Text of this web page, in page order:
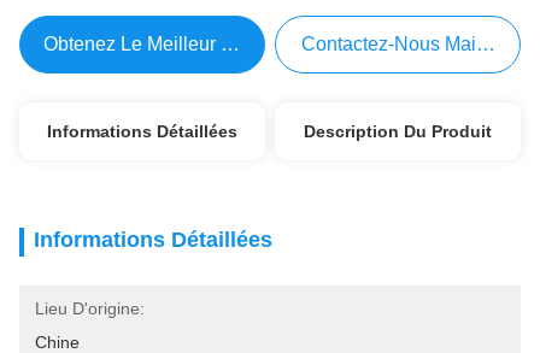
Obtenez Le Meilleur Prix Contactez-Nous Maintenant
Informations Détaillées Description Du Produit
Informations Détaillées
Lieu D'origine:
Chine